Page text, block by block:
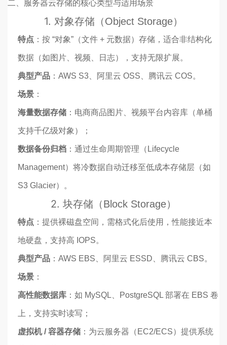
二、服务器云存储的核心类型与适用场景
1. 对象存储（Object Storage）
特点 ：按 “对象”（文件 + 元数据）存储，适合非结构化
数据（如图片、视频、日志），支持无限扩展。
典型产品 ：AWS S3、阿里云 OSS、腾讯云 COS。
场景 ：
海量数据存储 ：电商商品图片、视频平台内容库（单桶
支持千亿级对象）；
数据备份归档 ：通过生命周期管理（Lifecycle
Management）将冷数据自动迁移至低成本存储层（如
S3 Glacier）。
2. 块存储（Block Storage）
特点 ：提供裸磁盘空间，需格式化后使用，性能接近本
地硬盘，支持高 IOPS。
典型产品 ：AWS EBS、阿里云 ESSD、腾讯云 CBS。
场景 ：
高性能数据库 ：如 MySQL、PostgreSQL 部署在 EBS 卷
上，支持实时读写；
虚拟机 / 容器存储 ：为云服务器（EC2/ECS）提供系统